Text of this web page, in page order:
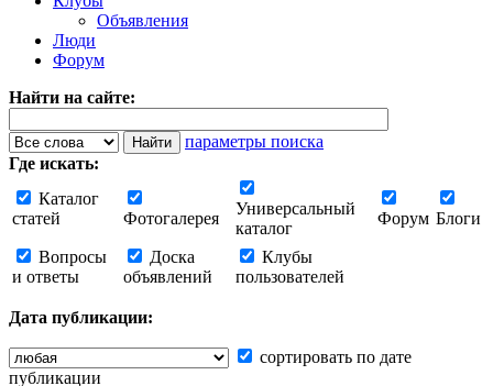
Объявления
Люди
Форум
Найти на сайте:
параметры поиска
Где искать:
Каталог
статей
Фотогалерея
Универсальный
каталог
Форум Блоги
Вопросы
и ответы
Доска
объявлений
Клубы
пользователей
Дата публикации:
сортировать по дате
публикации